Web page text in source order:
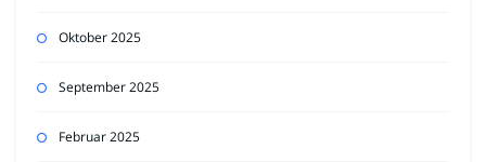
Oktober 2025
September 2025
Februar 2025